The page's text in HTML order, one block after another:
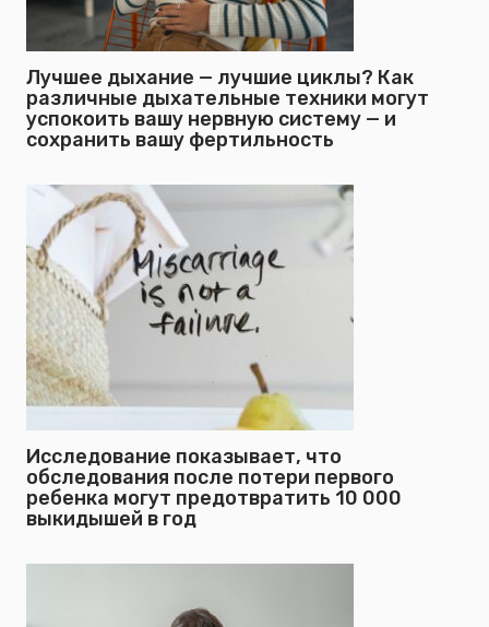
Лучшее дыхание — лучшие циклы? Как
различные дыхательные техники могут
успокоить вашу нервную систему — и
сохранить вашу фертильность
Исследование показывает, что
обследования после потери первого
ребенка могут предотвратить 10 000
выкидышей в год